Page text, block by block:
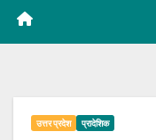
उत्तर प्रदेश प्रादेशिक